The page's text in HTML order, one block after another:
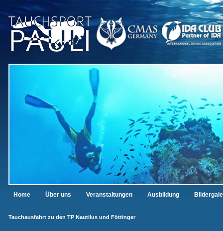
Home Über uns Veranstaltungen Ausbildung
Tauchausfahrt zu den TP Nautilus und Föttinger